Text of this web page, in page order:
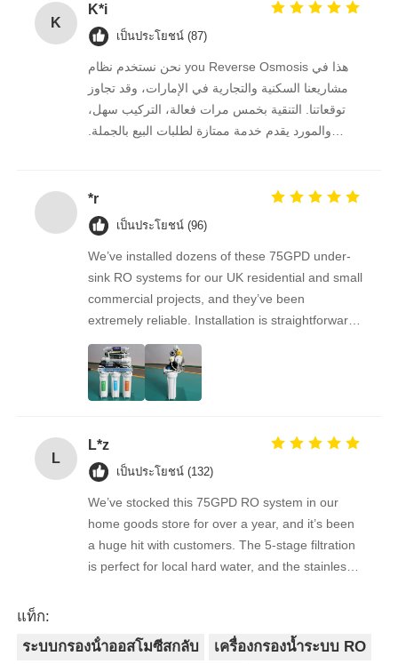
K
K*i
เป็นประโยชน์ (87)
نحن نستخدم نظام you Reverse Osmosis هذا في
مشاريعنا السكنية والتجارية في الإمارات، وقد تجاوز
توقعاتنا. التنقية بخمس مرات فعالة، التركيب سهل،
والمورد يقدم خدمة ممتازة لطلبات البيع بالجملة.
*r
เป็นประโยชน์ (96)
We’ve installed dozens of these 75GPD under-
sink RO systems for our UK residential and small
commercial projects, and they’ve been
extremely reliable. Installation is straightforward,
the filters are easy to replace, and the water
quality feedback from clients has been
overwhelmingly positive. The supplier is great to
work with — orders arrive on time, packaging is
consistent. As a repeat buyer, we couldn’t be
happier with both the product and the service.
L
L*z
เป็นประโยชน์ (132)
We’ve stocked this 75GPD RO system in our
home goods store for over a year, and it’s been
a huge hit with customers. The 5-stage filtration
is perfect for local hard water, and the stainless
complaints from customers, and very few
แท็ก:
ระบบกรองน้ําออสโมซีสกลับ
เครื่องกรองน้ำระบบ RO